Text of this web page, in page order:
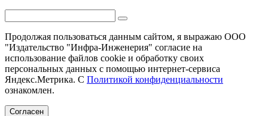
Продолжая пользоваться данным сайтом, я выражаю ООО
"Издательство "Инфра-Инженерия" согласие на
использование файлов cookie и обработку своих
персональных данных с помощью интернет-сервиса
Яндекс.Метрика. С Политикой конфиденциальности
ознакомлен.
Согласен